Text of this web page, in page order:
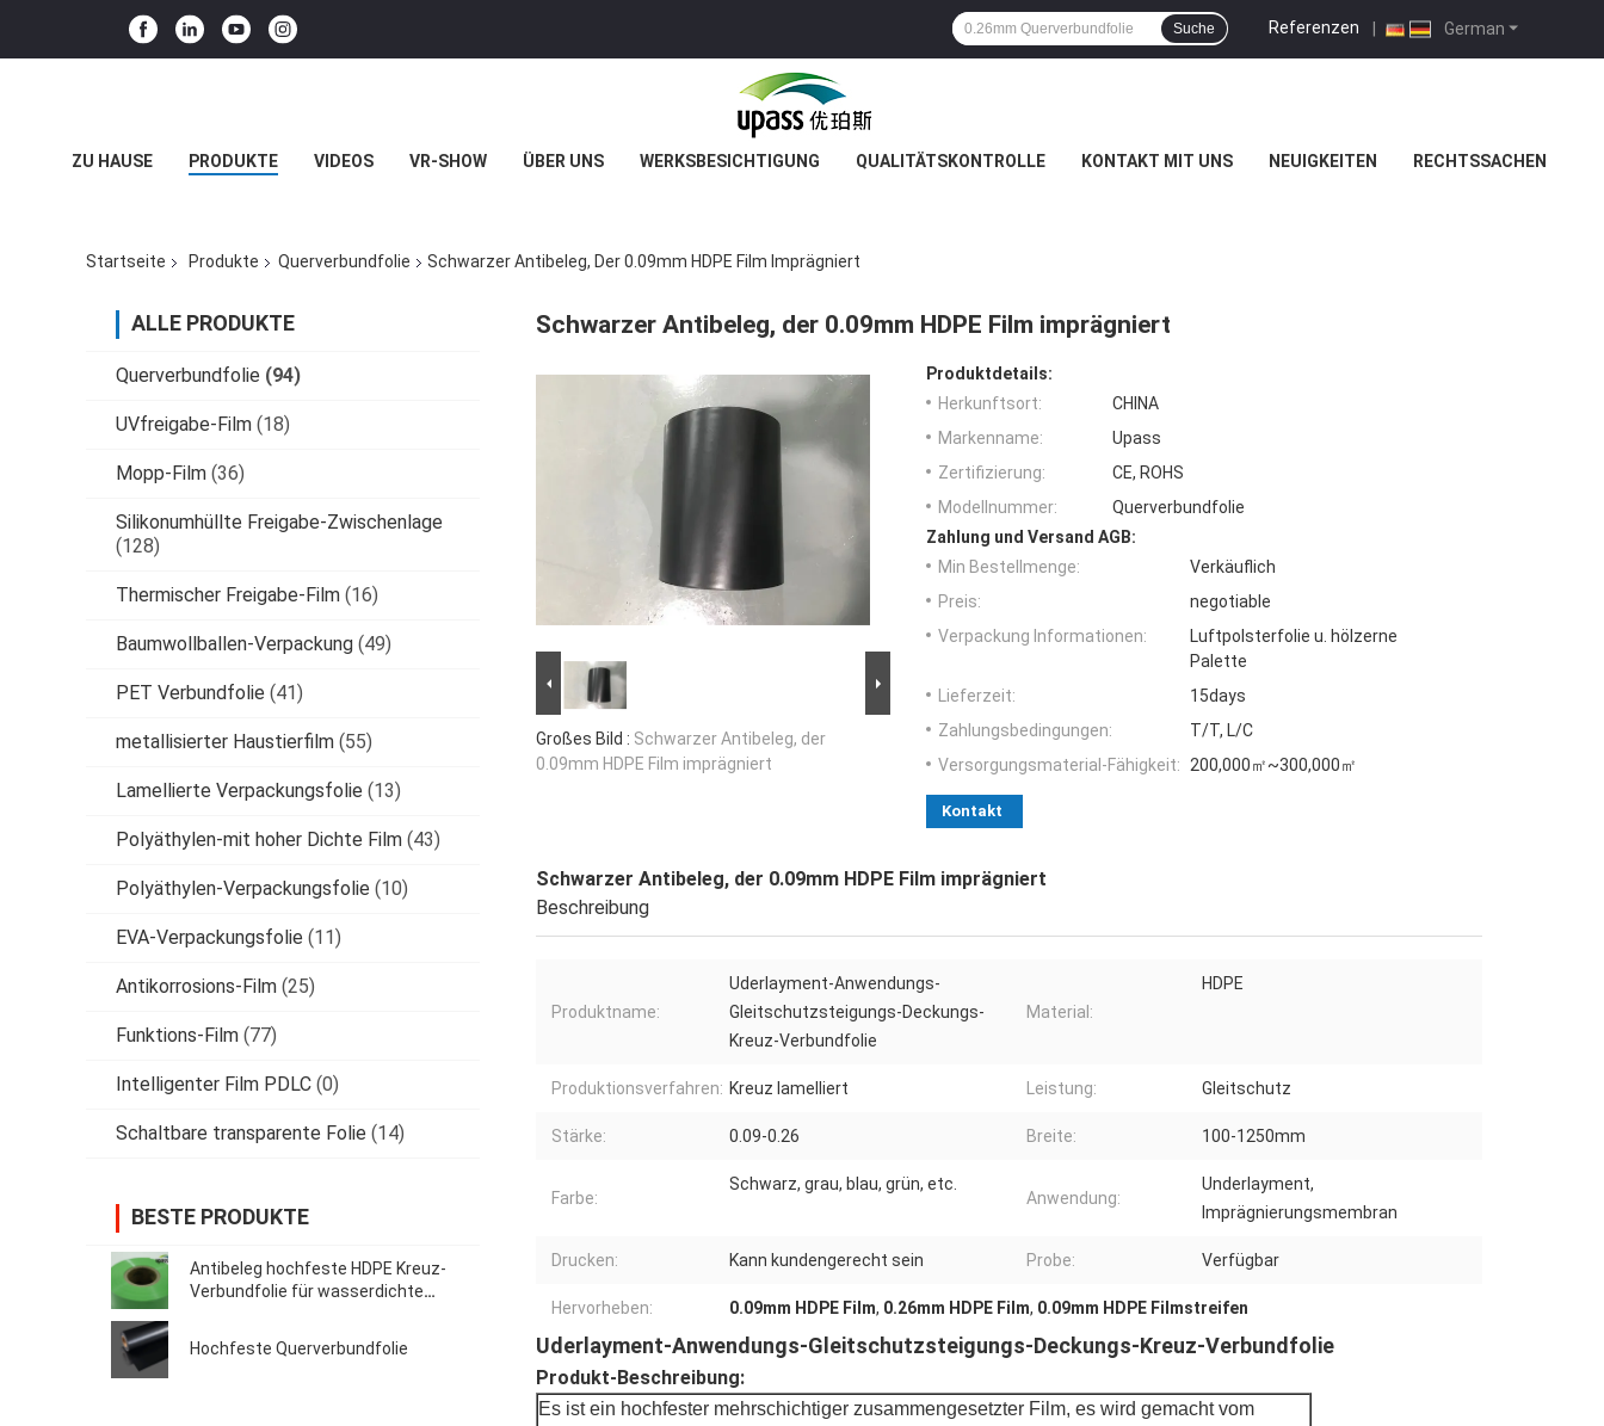
German
Referenzen |
Suche
ZU HAUSE PRODUKTE VIDEOS VR-SHOW ÜBER UNS WERKSBESICHTIGUNG QUALITÄTSKONTROLLE KONTAKT MIT UNS NEUIGKEITEN RECHTSSACHEN
Startseite Produkte Querverbundfolie Schwarzer Antibeleg, Der 0.09mm HDPE Film Imprägniert
ALLE PRODUKTE
Querverbundfolie (94)
UVfreigabe-Film (18)
Mopp-Film (36)
Silikonumhüllte Freigabe-Zwischenlage
(128)
Thermischer Freigabe-Film (16)
Baumwollballen-Verpackung (49)
PET Verbundfolie (41)
metallisierter Haustierfilm (55)
Lamellierte Verpackungsfolie (13)
Polyäthylen-mit hoher Dichte Film (43)
Polyäthylen-Verpackungsfolie (10)
EVA-Verpackungsfolie (11)
Antikorrosions-Film (25)
Funktions-Film (77)
Intelligenter Film PDLC (0)
Schaltbare transparente Folie (14)
BESTE PRODUKTE
Antibeleg hochfeste HDPE Kreuz-
Verbundfolie für wasserdichte
Hochfeste Querverbundfolie
Schwarzer Antibeleg, der 0.09mm HDPE Film imprägniert
Großes Bild : Schwarzer Antibeleg, der
0.09mm HDPE Film imprägniert
Produktdetails:
Herkunftsort:
CHINA
Markenname:
Upass
Zertifizierung:
CE, ROHS
Modellnummer:
Querverbundfolie
Zahlung und Versand AGB:
Min Bestellmenge:
Verkäuflich
Preis:
negotiable
Verpackung Informationen:
Luftpolsterfolie u. hölzerne
Palette
Lieferzeit:
15days
Zahlungsbedingungen:
T/T, L/C
Versorgungsmaterial-Fähigkeit: 200,000㎡~300,000㎡
Kontakt
Schwarzer Antibeleg, der 0.09mm HDPE Film imprägniert
Beschreibung
Produktname:
Uderlayment-Anwendungs-
Gleitschutzsteigungs-Deckungs-
Kreuz-Verbundfolie
Material:
HDPE
Produktionsverfahren: Kreuz lamelliert Leistung: Gleitschutz
Stärke: 0.09-0.26 Breite: 100-1250mm
Farbe:
Schwarz, grau, blau, grün, etc.
Anwendung:
Underlayment,
Imprägnierungsmembran
Drucken: Kann kundengerecht sein Probe: Verfügbar
Hervorheben: 0.09mm HDPE Film, 0.26mm HDPE Film, 0.09mm HDPE Filmstreifen
Uderlayment-Anwendungs-Gleitschutzsteigungs-Deckungs-Kreuz-Verbundfolie
Produkt-Beschreibung:
Es ist ein hochfester mehrschichtiger zusammengesetzter Film, es wird gemacht vom